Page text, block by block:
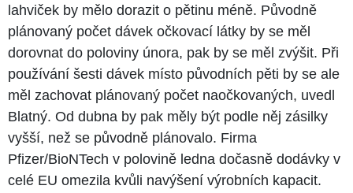
lahviček by mělo dorazit o pětinu méně. Původně
plánovaný počet dávek očkovací látky by se měl
dorovnat do poloviny února, pak by se měl zvýšit. Při
používání šesti dávek místo původních pěti by se ale
měl zachovat plánovaný počet naočkovaných, uvedl
Blatný. Od dubna by pak měly být podle něj zásilky
vyšší, než se původně plánovalo. Firma
Pfizer/BioNTech v polovině ledna dočasně dodávky v
celé EU omezila kvůli navýšení výrobních kapacit.